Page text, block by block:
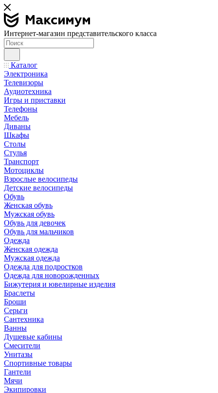
Интернет-магазин представительского класса
Каталог
Электроника
Телевизоры
Аудиотехника
Игры и приставки
Телефоны
Мебель
Диваны
Шкафы
Столы
Стулья
Транспорт
Мотоциклы
Взрослые велосипеды
Детские велосипеды
Обувь
Женская обувь
Мужская обувь
Обувь для девочек
Обувь для мальчиков
Одежда
Женская одежда
Мужская одежда
Одежда для подростков
Одежда для новорожденных
Бижутерия и ювелирные изделия
Браслеты
Броши
Серьги
Сантехника
Ванны
Душевые кабины
Смесители
Унитазы
Спортивные товары
Гантели
Мячи
Экипировки